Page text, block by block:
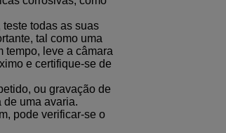
todas as suas
tal como uma
tempo, leve a câmara
e certifique-se de
ou gravação de
de uma avaria.
pode verificar-se o